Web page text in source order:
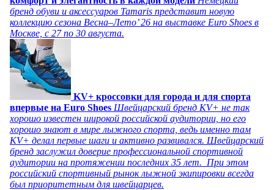
бренд обуви и аксессуаров Tamaris представит новую
коллекцию сезона Весна–Лето’ 26 на выставке Euro Shoes в
Москве, с 27 по 30 августа.
KV+ кроссовки для города и для спорта
впервые на Euro Shoes Швейцарский бренд KV+ не так
хорошо известен широкой российской аудитории, но его
хорошо знают в мире лыжного спорта, ведь именно там
KV+ делал первые шаги и активно развивался. Швейцарский
бренд заслужил доверие профессиональной спортивной
аудитории на протяжении последних 35 лет. При этом
российский спортивный рынок лыжной экипировки всегда
был приоритетным для швейцарцев.